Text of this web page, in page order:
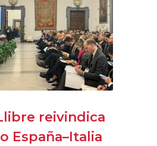
reivindica
España–Italia